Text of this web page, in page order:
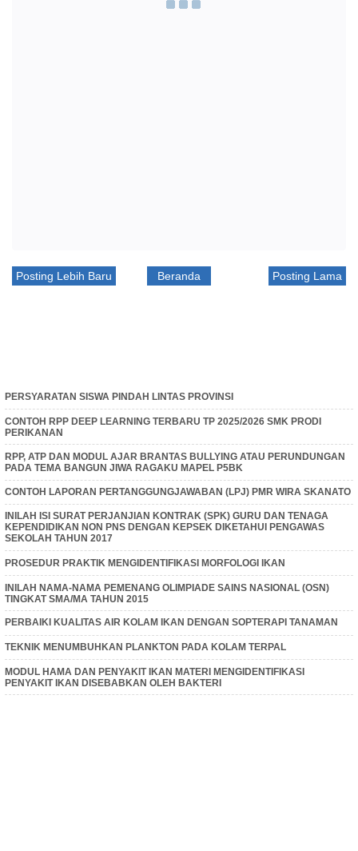
Posting Lebih Baru Posting Lama
Beranda
PERSYARATAN SISWA PINDAH LINTAS PROVINSI
CONTOH RPP DEEP LEARNING TERBARU TP 2025/2026 SMK PRODI
PERIKANAN
RPP, ATP DAN MODUL AJAR BRANTAS BULLYING ATAU PERUNDUNGAN
PADA TEMA BANGUN JIWA RAGAKU MAPEL P5BK
CONTOH LAPORAN PERTANGGUNGJAWABAN (LPJ) PMR WIRA SKANATO
INILAH ISI SURAT PERJANJIAN KONTRAK (SPK) GURU DAN TENAGA
KEPENDIDIKAN NON PNS DENGAN KEPSEK DIKETAHUI PENGAWAS
SEKOLAH TAHUN 2017
PROSEDUR PRAKTIK MENGIDENTIFIKASI MORFOLOGI IKAN
INILAH NAMA-NAMA PEMENANG OLIMPIADE SAINS NASIONAL (OSN)
TINGKAT SMA/MA TAHUN 2015
PERBAIKI KUALITAS AIR KOLAM IKAN DENGAN SOPTERAPI TANAMAN
TEKNIK MENUMBUHKAN PLANKTON PADA KOLAM TERPAL
MODUL HAMA DAN PENYAKIT IKAN MATERI MENGIDENTIFIKASI
PENYAKIT IKAN DISEBABKAN OLEH BAKTERI